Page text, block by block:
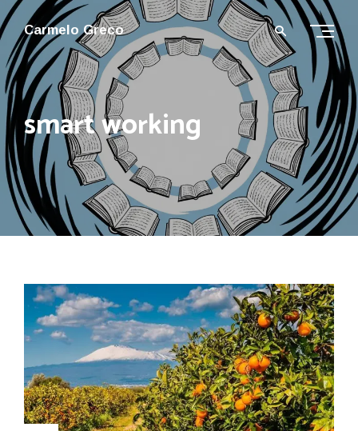
Carmelo Greco
smart working